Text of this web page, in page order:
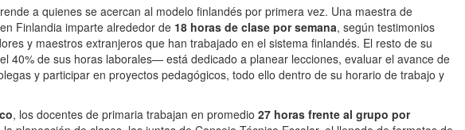
a quienes se acercan al modelo finlandés por primera vez. Una maestra de
Finlandia imparte alrededor de 18 horas de clase por semana, según testimonios
y maestros extranjeros que han trabajado en el sistema finlandés. El resto de su
40% de sus horas laborales— está dedicado a planear lecciones, evaluar el avance de
y participar en proyectos pedagógicos, todo ello dentro de su horario de trabajo y
, los docentes de primaria trabajan en promedio 27 horas frente al grupo por